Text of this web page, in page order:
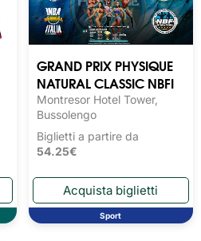
GRAND PRIX PHYSIQUE
NATURAL CLASSIC NBFI
Montresor Hotel Tower,
Bussolengo
Biglietti a partire da
54.25€
Sport